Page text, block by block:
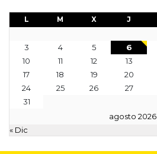
agosto 2026
L M X J
3
4 5 6
10
11 12 13
17
18 19 20
24
25 26 27
31
« Dic